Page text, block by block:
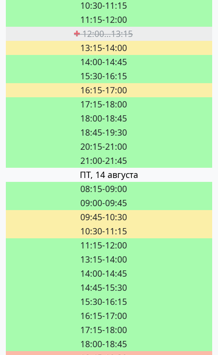
10:30-11:15
11:15-12:00
12:00…13:15
13:15-14:00
14:00-14:45
15:30-16:15
16:15-17:00
17:15-18:00
18:00-18:45
18:45-19:30
20:15-21:00
21:00-21:45
ПТ, 14 августа
08:15-09:00
09:00-09:45
09:45-10:30
10:30-11:15
11:15-12:00
13:15-14:00
14:00-14:45
14:45-15:30
15:30-16:15
16:15-17:00
17:15-18:00
18:00-18:45